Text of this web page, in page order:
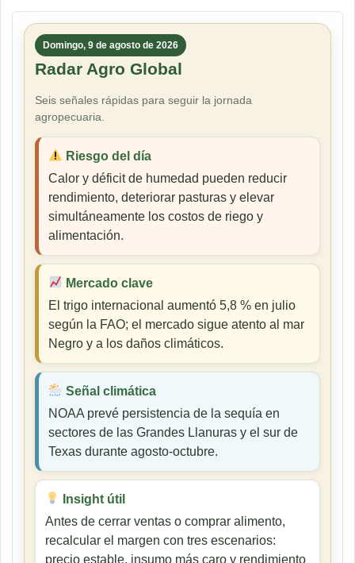
Domingo, 9 de agosto de 2026
Radar Agro Global
Seis señales rápidas para seguir la jornada
agropecuaria.
Riesgo del día
Calor y déficit de humedad pueden reducir
rendimiento, deteriorar pasturas y elevar
simultáneamente los costos de riego y
alimentación.
Mercado clave
El trigo internacional aumentó 5,8 % en julio
según la FAO; el mercado sigue atento al mar
Negro y a los daños climáticos.
Señal climática
NOAA prevé persistencia de la sequía en
sectores de las Grandes Llanuras y el sur de
Texas durante agosto-octubre.
Insight útil
Antes de cerrar ventas o comprar alimento,
recalcular el margen con tres escenarios:
precio estable, insumo más caro y rendimiento